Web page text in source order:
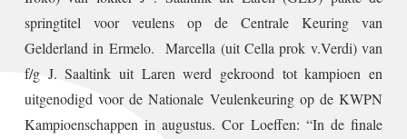
springtitel voor veulens op de Centrale Keuring van
Gelderland in Ermelo. Marcella (uit Cella prok v.Verdi) van
f/g J. Saaltink uit Laren werd gekroond tot kampioen en
uitgenodigd voor de Nationale Veulenkeuring op de KWPN
Kampioenschappen in augustus. Cor Loeffen: “In de finale